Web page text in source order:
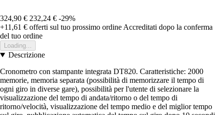
324,90 € 232,24 € -29%
+11,61 € offerti sul tuo prossimo ordine Accreditati dopo la conferma
del tuo ordine
Loading...
Descrizione
Cronometro con stampante integrata DT820. Caratteristiche: 2000
memorie, memoria separata (possibilità di memorizzare il tempo di
ogni giro in diverse gare), possibilità per l'utente di selezionare la
visualizzazione del tempo di andata/ritorno o del tempo di
ritorno/velocità, visualizzazione del tempo medio e del miglior tempo